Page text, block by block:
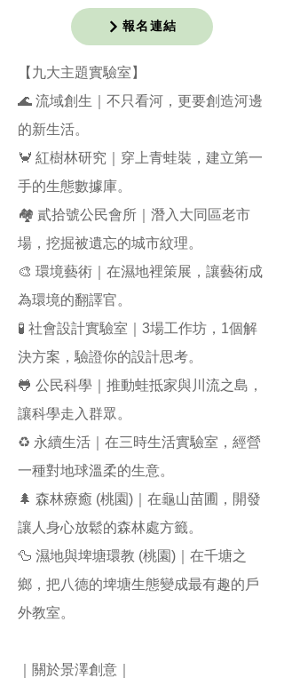
報名連結
【九大主題實驗室】
🌊 流域創生｜不只看河，更要創造河邊
的新生活。
🦀 紅樹林研究｜穿上青蛙裝，建立第一
手的生態數據庫。
🏘️ 貳拾號公民會所｜潛入大同區老市
場，挖掘被遺忘的城市紋理。
🎨 環境藝術｜在濕地裡策展，讓藝術成
為環境的翻譯官。
🧪 社會設計實驗室｜3場工作坊，1個解
決方案，驗證你的設計思考。
🐸 公民科學｜推動蛙抵家與川流之島，
讓科學走入群眾。
♻️ 永續生活｜在三時生活實驗室，經營
一種對地球溫柔的生意。
🌲 森林療癒 (桃園)｜在龜山苗圃，開發
讓人身心放鬆的森林處方籤。
🦆 濕地與埤塘環教 (桃園)｜在千塘之
鄉，把八德的埤塘生態變成最有趣的戶
外教室。
｜關於景澤創意｜​